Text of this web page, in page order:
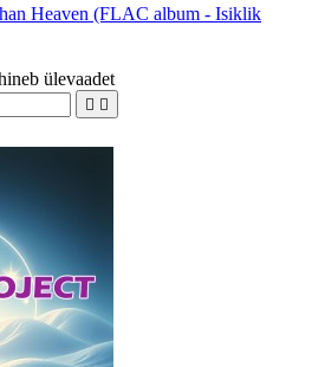
Heaven (FLAC album - Isiklik
ülevaadet
 